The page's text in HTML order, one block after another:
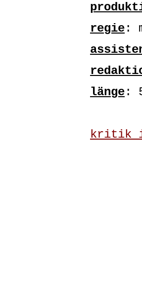
regie:
länge:
kritik